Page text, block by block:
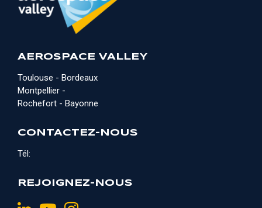
AEROSPACE VALLEY
Toulouse - Bordeaux
Montpellier -
Rochefort - Bayonne
CONTACTEZ-NOUS
Tél:
REJOIGNEZ-NOUS